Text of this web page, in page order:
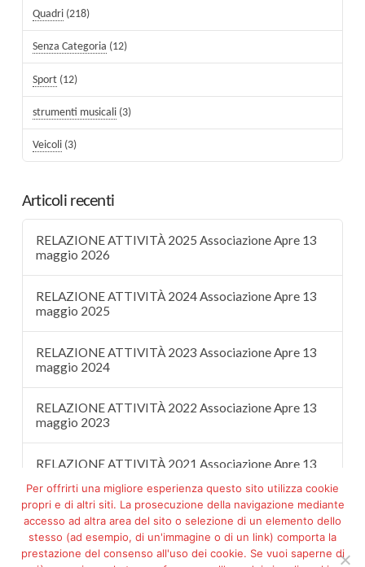
Quadri (218)
Senza Categoria (12)
Sport (12)
strumenti musicali (3)
Veicoli (3)
Articoli recenti
RELAZIONE ATTIVITÀ 2025 Associazione Apre 13
maggio 2026
RELAZIONE ATTIVITÀ 2024 Associazione Apre 13
maggio 2025
RELAZIONE ATTIVITÀ 2023 Associazione Apre 13
maggio 2024
RELAZIONE ATTIVITÀ 2022 Associazione Apre 13
maggio 2023
RELAZIONE ATTIVITÀ 2021 Associazione Apre 13
Per offrirti una migliore esperienza questo sito utilizza cookie
propri e di altri siti. La prosecuzione della navigazione mediante
accesso ad altra area del sito o selezione di un elemento dello
stesso (ad esempio, di un'immagine o di un link) comporta la
prestazione del consenso all'uso dei cookie. Se vuoi saperne di